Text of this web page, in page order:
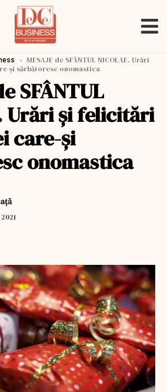
› MESAJE de SFÂNTUL NICOLAE. Urări
și sărbătoresc onomastica
SFÂNTUL
Urări și felicitări
care-și
onomastica